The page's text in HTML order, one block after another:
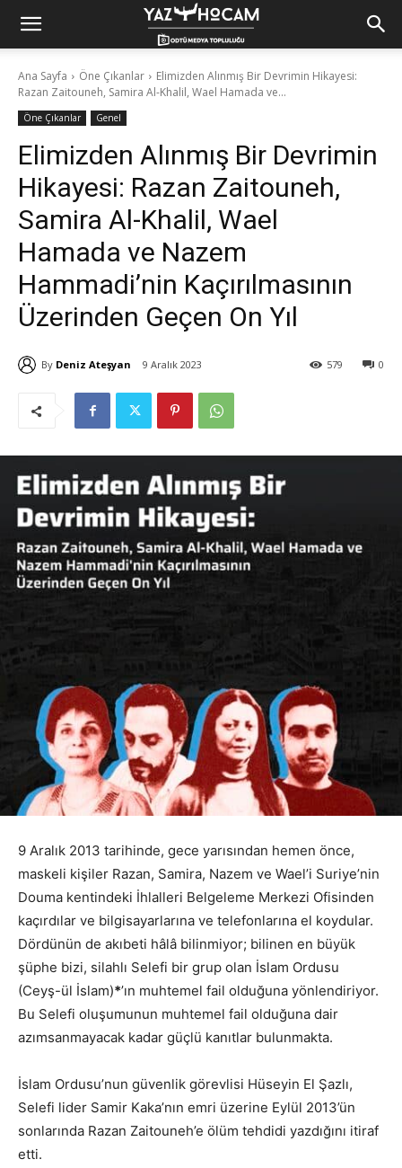
Yaz
Hocam!
Ana Sayfa Öne Çıkanlar
Elimizden Alınmış Bir Devrimin Hikayesi:
Razan Zaitouneh, Samira Al-Khalil, Wael Hamada ve...
Öne Çıkanlar Genel
Elimizden Alınmış Bir Devrimin
Hikayesi: Razan Zaitouneh,
Samira Al-Khalil, Wael
Hamada ve Nazem
Hammadi’nin Kaçırılmasının
Üzerinden Geçen On Yıl
By Deniz Ateşyan 9 Aralık 2023 0
579
9 Aralık 2013 tarihinde, gece yarısından hemen önce,
maskeli kişiler Razan, Samira, Nazem ve Wael’i Suriye’nin
Douma kentindeki İhlalleri Belgeleme Merkezi Ofisinden
kaçırdılar ve bilgisayarlarına ve telefonlarına el koydular.
Dördünün de akıbeti hâlâ bilinmiyor; bilinen en büyük
şüphe bizi, silahlı Selefi bir grup olan İslam Ordusu
(Ceyş-ül İslam)*’ın muhtemel fail olduğuna yönlendiriyor.
Bu Selefi oluşumunun muhtemel fail olduğuna dair
azımsanmayacak kadar güçlü kanıtlar bulunmakta.
İslam Ordusu’nun güvenlik görevlisi Hüseyin El Şazlı,
Selefi lider Samir Kaka’nın emri üzerine Eylül 2013’ün
sonlarında Razan Zaitouneh’e ölüm tehdidi yazdığını itiraf
etti.